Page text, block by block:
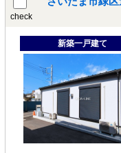
check
新築一戸建て